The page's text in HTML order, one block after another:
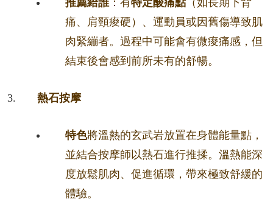
推薦給誰：有特定酸痛點（如長期下背
痛、肩頸痠硬）、運動員或因舊傷導致肌
肉緊繃者。過程中可能會有微痠痛感，但
結束後會感到前所未有的舒暢。
熱石按摩
特色將溫熱的玄武岩放置在身體能量點，
並結合按摩師以熱石進行推揉。溫熱能深
度放鬆肌肉、促進循環，帶來極致舒緩的
體驗。